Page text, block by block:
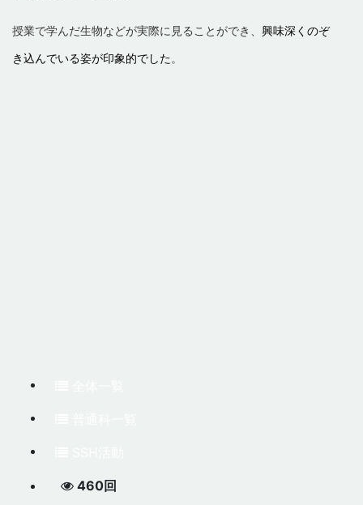
授業で学んだ生物などが実際に見ることができ、 興味深くのぞ
き込んでいる姿が印象的でした。
460回